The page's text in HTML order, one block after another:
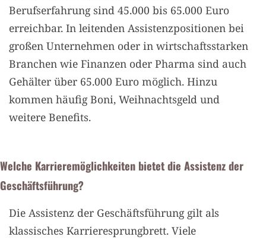
Berufserfahrung sind 45.000 bis 65.000 Euro
erreichbar. In leitenden Assistenzpositionen bei
großen Unternehmen oder in wirtschaftsstarken
Branchen wie Finanzen oder Pharma sind auch
Gehälter über 65.000 Euro möglich. Hinzu
kommen häufig Boni, Weihnachtsgeld und
weitere Benefits.
Welche Karrieremöglichkeiten bietet die Assistenz der
Geschäftsführung?
Die Assistenz der Geschäftsführung gilt als
klassisches Karrieresprungbrett. Viele